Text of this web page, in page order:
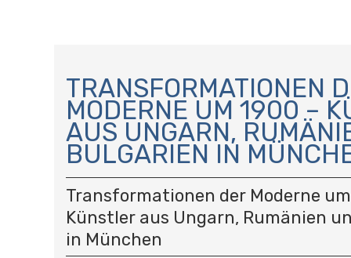
A
V
I
G
A
T
I
O
N
TRANSFORMATIONEN
MODERNE UM 1900 –
AUS UNGARN,
BULGARIEN IN
Transformationen der Moderne
Künstler aus Ungarn, Rumänien
in München